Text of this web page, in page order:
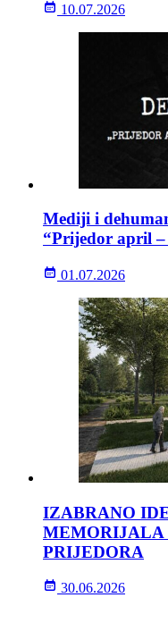
10.07.2026
Mediji i
“Prijedor april –
01.07.2026
IZABRANO
MEMORIJALA
PRIJEDORA
30.06.2026